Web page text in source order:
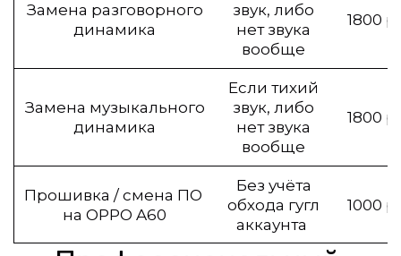
Замена разговорного
динамика
звук, либо
нет звука
вообще
1800
Замена музыкального
динамика
Если тихий
звук, либо
нет звука
вообще
1800
Прошивка / смена ПО
на OPPO A60
Без учёта
обхода гугл
аккаунта
1000